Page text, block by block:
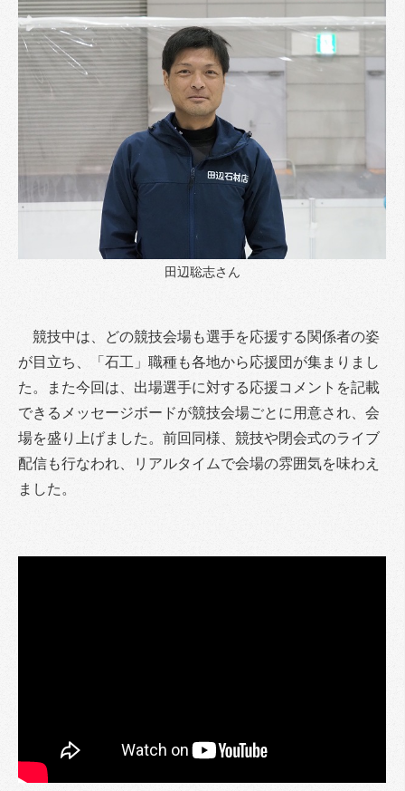
田辺聡志さん
競技中は、どの競技会場も選手を応援する関係者の姿
が目立ち、「石工」職種も各地から応援団が集まりまし
た。また今回は、出場選手に対する応援コメントを記載
できるメッセージボードが競技会場ごとに用意され、会
場を盛り上げました。前回同様、競技や閉会式のライブ
配信も行なわれ、リアルタイムで会場の雰囲気を味わえ
ました。